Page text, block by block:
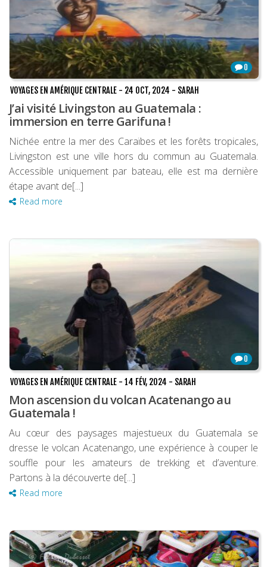
0
VOYAGES EN AMÉRIQUE CENTRALE - 24 OCT, 2024 - SARAH
J’ai visité Livingston au Guatemala :
immersion en terre Garifuna !
Nichée entre la mer des Caraïbes et les forêts tropicales,
Livingston est une ville hors du commun au Guatemala.
Accessible uniquement par bateau, elle est ma dernière
étape avant de[...]
Read more
0
VOYAGES EN AMÉRIQUE CENTRALE - 14 FÉV, 2024 - SARAH
Mon ascension du volcan Acatenango au
Guatemala !
Au cœur des paysages majestueux du Guatemala se
dresse le volcan Acatenango, une expérience à couper le
souffle pour les amateurs de trekking et d’aventure.
Partons à la découverte de[...]
Read more